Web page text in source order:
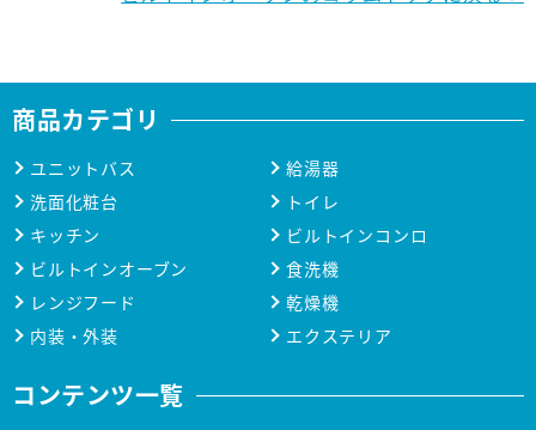
商品カテゴリ
ユニットバス
給湯器
洗面化粧台
トイレ
キッチン
ビルトインコンロ
ビルトインオーブン
食洗機
レンジフード
乾燥機
内装・外装
エクステリア
コンテンツ一覧